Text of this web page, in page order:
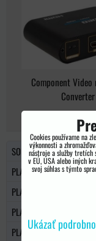
Component Video
Converter
SONY PSP
PLAYSTATION 2
PLAYSTATION 3
PLAYSTATION 4
PLAYSTATION 5
Cookies používame na
výkonnosti a
nástroje a služby tretích
v EÚ, USA alebo iných
svoj súhlas s týmto
Ukázať